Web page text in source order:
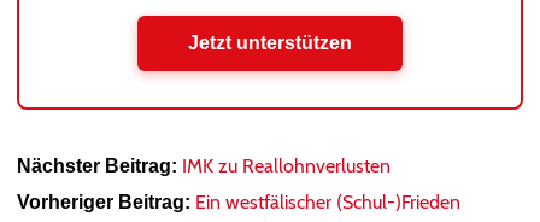
Jetzt unterstützen
Nächster Beitrag: IMK zu Reallohnverlusten
Vorheriger Beitrag: Ein westfälischer (Schul-)Frieden